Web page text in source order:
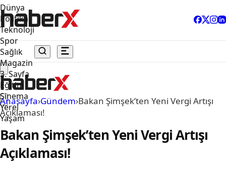
Dünya
Politika
Teknoloji
Spor
Sağlık
Magazin
3. Sayfa
Eğitim
Sinema
Yerel
Yaşam
Anasayfa›Gündem›Bakan Şimşek’ten Yeni Vergi Artışı
Açıklaması!
Bakan Şimşek’ten Yeni Vergi Artışı
Açıklaması!